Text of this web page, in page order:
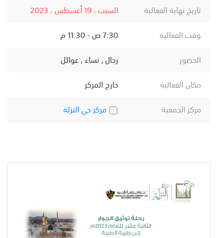
تاريخ نهاية الفعالية
السبت ، 19 أغسطس ، 2023
وقت الفعالية
7:30 ص - 11:30 م
الحضور
رجال , نساء , عوائل
مكان الفعالية
خارج المركز
مركز الجمعية
مركز حي النزلة